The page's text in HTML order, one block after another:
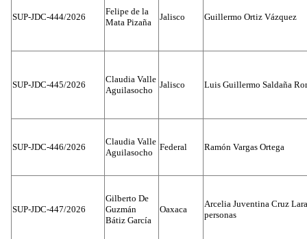
SUP-JDC-444/2026
Felipe de la
Mata Pizaña
Jalisco Guillermo Ortiz Vázquez
SUP-JDC-445/2026
Claudia Valle
Aguilasocho
Jalisco Luis Guillermo Saldaña
SUP-JDC-446/2026
Claudia Valle
Aguilasocho
Federal Ramón Vargas Ortega
SUP-JDC-447/2026
Gilberto De
Guzmán
Bátiz García
Oaxaca
Arcelia Juventina Cruz
personas